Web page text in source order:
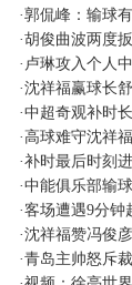
·郭侃峰：输球
·胡俊曲波两度
· 卢琳攻入个人
·沈祥福赢球长
·中超奇观补时
·高球难守沈祥
·补时最后时刻
·中能俱乐部输
·客场遭遇9分钟
·沈祥福赞冯俊
·青岛主帅怒斥